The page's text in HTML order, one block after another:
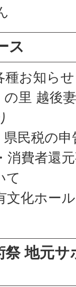
ス
種お知らせ
の里 越後
県民税の
消費者還
て
文化ホー
祭 地元